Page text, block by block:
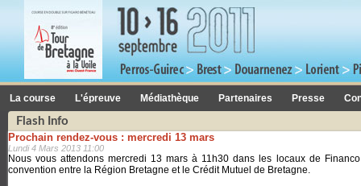
Flash Info
Prochain rendez-vous : mercredi 13 mars
Lundi 4 Mars 2013 11:00
Nous vous attendons mercredi 13 mars à 11h30 dans les locaux de
convention entre la Région Bretagne et le Crédit Mutuel de Bretagne.
La course L'épreuve Médiathèque Partenaires Presse